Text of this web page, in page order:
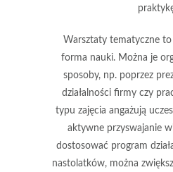
Warsztaty tematyczne
forma nauki. Można je
sposoby, np. poprzez
działalności firmy czy
typu zajęcia angażują
aktywne przyswajanie
dostosować program
nastolatków, można